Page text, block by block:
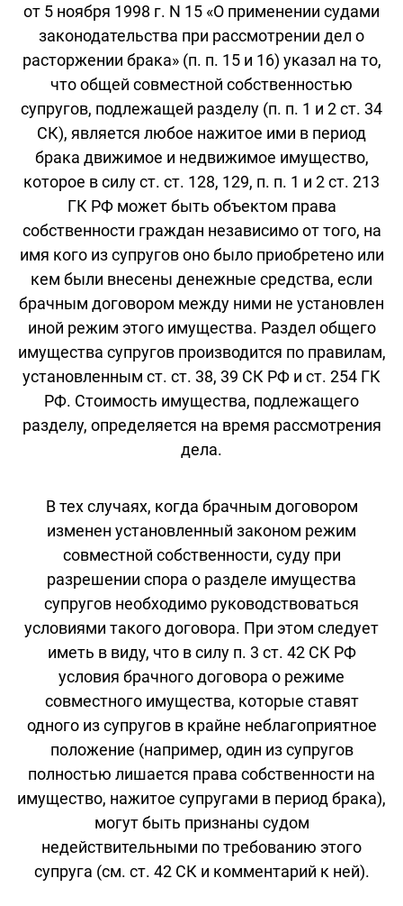
от 5 ноября 1998 г. N 15 «О применении судами
законодательства при рассмотрении дел о
расторжении брака» (п. п. 15 и 16) указал на то,
что общей совместной собственностью
супругов, подлежащей разделу (п. п. 1 и 2 ст. 34
СК), является любое нажитое ими в период
брака движимое и недвижимое имущество,
которое в силу ст. ст. 128, 129, п. п. 1 и 2 ст. 213
ГК РФ может быть объектом права
собственности граждан независимо от того, на
имя кого из супругов оно было приобретено или
кем были внесены денежные средства, если
брачным договором между ними не установлен
иной режим этого имущества. Раздел общего
имущества супругов производится по правилам,
установленным ст. ст. 38, 39 СК РФ и ст. 254 ГК
РФ. Стоимость имущества, подлежащего
разделу, определяется на время рассмотрения
дела.
В тех случаях, когда брачным договором
изменен установленный законом режим
совместной собственности, суду при
разрешении спора о разделе имущества
супругов необходимо руководствоваться
условиями такого договора. При этом следует
иметь в виду, что в силу п. 3 ст. 42 СК РФ
условия брачного договора о режиме
совместного имущества, которые ставят
одного из супругов в крайне неблагоприятное
положение (например, один из супругов
полностью лишается права собственности на
имущество, нажитое супругами в период брака),
могут быть признаны судом
недействительными по требованию этого
супруга (см. ст. 42 СК и комментарий к ней).